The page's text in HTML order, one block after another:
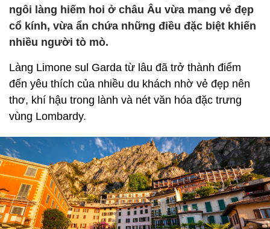
ngôi làng hiếm hoi ở châu Âu vừa mang vẻ đẹp
cổ kính, vừa ẩn chứa những điều đặc biệt khiến
nhiều người tò mò.
Làng Limone sul Garda từ lâu đã trở thành điểm
đến yêu thích của nhiều du khách nhờ vẻ đẹp nên
thơ, khí hậu trong lành và nét văn hóa đặc trưng
vùng Lombardy.